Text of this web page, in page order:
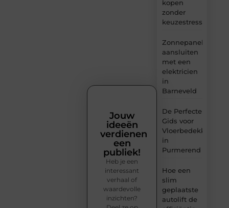
kopen
zonder
keuzestress
Zonnepanelen
aansluiten
met een
elektricien
in
Barneveld
De Perfecte
Gids voor
Vloerbedekking
in
Purmerend
Hoe een
slim
geplaatste
autolift de
Jouw
ideeën
verdienen
een
publiek!
Heb je een
interessant
verhaal of
waardevolle
inzichten?